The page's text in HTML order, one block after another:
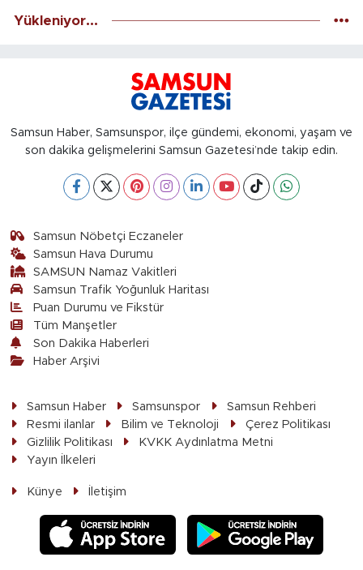
Yükleniyor...
Samsun Haber, Samsunspor, ilçe gündemi, ekonomi, yaşam ve
son dakika gelişmelerini Samsun Gazetesi’nde takip edin.
Samsun Nöbetçi Eczaneler
Samsun Hava Durumu
SAMSUN Namaz Vakitleri
Samsun Trafik Yoğunluk Haritası
Puan Durumu ve Fikstür
Tüm Manşetler
Son Dakika Haberleri
Haber Arşivi
Samsun Haber Samsunspor
Samsun Rehberi
Resmi ilanlar
Bilim ve Teknoloji
Çerez Politikası
Gizlilik Politikası
KVKK Aydınlatma Metni
Yayın İlkeleri
Künye İletişim